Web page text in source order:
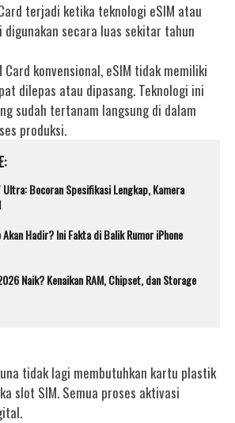
terjadi ketika teknologi eSIM atau
digunakan secara luas sekitar tahun
Card konvensional, eSIM tidak memiliki
dilepas atau dipasang. Teknologi ini
sudah tertanam langsung di dalam
produksi.
Ultra: Bocoran Spesifikasi Lengkap, Kamera
Akan Hadir? Ini Fakta di Balik Rumor iPhone
Naik? Kenaikan RAM, Chipset, dan Storage
tidak lagi membutuhkan kartu plastik
slot SIM. Semua proses aktivasi